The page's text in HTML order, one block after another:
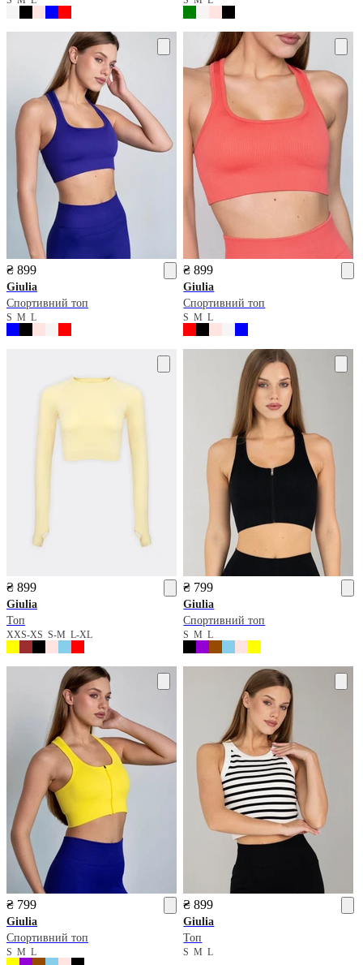
₴ 899
Giulia
Спортивний топ
S M L
₴ 899
Giulia
Спортивний топ
SML
₴ 899
Giulia
Топ
XXS-XS S-M L-XL
₴ 799
Giulia
Спортивний топ
SML
₴ 799
Giulia
Спортивний топ
S M L
₴ 899
Giulia
Топ
SML